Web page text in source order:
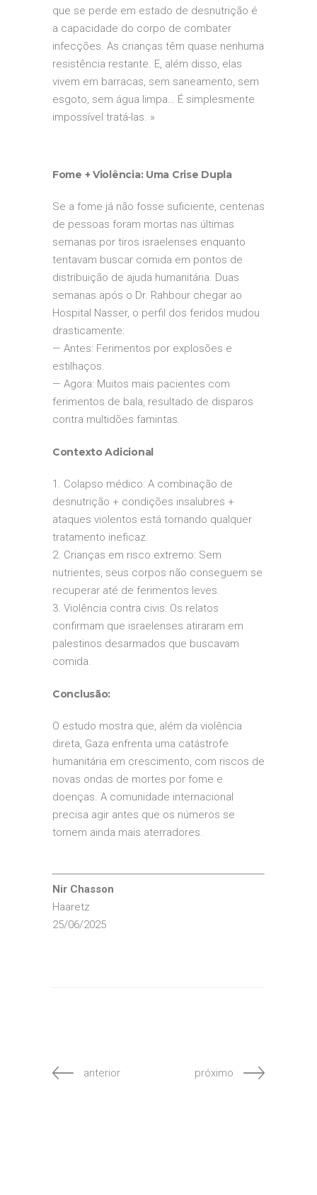
que se perde em estado de desnutrição é
a capacidade do corpo de combater
infecções. As crianças têm quase nenhuma
resistência restante. E, além disso, elas
vivem em barracas, sem saneamento, sem
esgoto, sem água limpa… É simplesmente
impossível tratá-las. »
Fome + Violência: Uma Crise Dupla
Se a fome já não fosse suficiente, centenas
de pessoas foram mortas nas últimas
semanas por tiros israelenses enquanto
tentavam buscar comida em pontos de
distribuição de ajuda humanitária. Duas
semanas após o Dr. Rahbour chegar ao
Hospital Nasser, o perfil dos feridos mudou
drasticamente:
— Antes: Ferimentos por explosões e
estilhaços.
— Agora: Muitos mais pacientes com
ferimentos de bala, resultado de disparos
contra multidões famintas.
Contexto Adicional
1. Colapso médico: A combinação de
desnutrição + condições insalubres +
ataques violentos está tornando qualquer
tratamento ineficaz.
2. Crianças em risco extremo: Sem
nutrientes, seus corpos não conseguem se
recuperar até de ferimentos leves.
3. Violência contra civis: Os relatos
confirmam que israelenses atiraram em
palestinos desarmados que buscavam
comida.
Conclusão:
O estudo mostra que, além da violência
direta, Gaza enfrenta uma catástrofe
humanitária em crescimento, com riscos de
novas ondas de mortes por fome e
doenças. A comunidade internacional
precisa agir antes que os números se
tornem ainda mais aterradores.
Nir Chasson
Haaretz
25/06/2025
anterior próximo